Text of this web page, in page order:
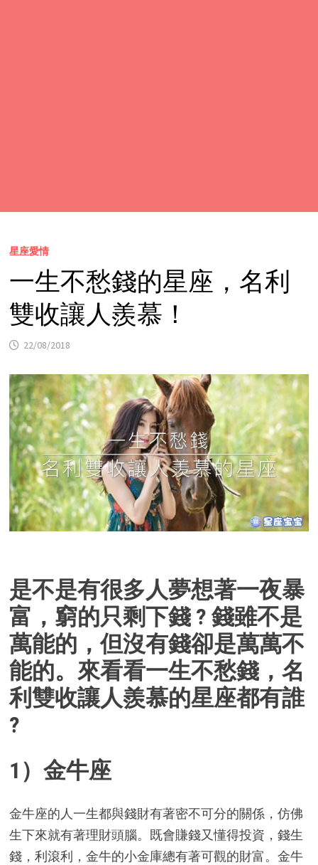
星座愛情
一生不愁錢的星座，名利
雙收讓人羨慕！
22/08/2018
是不是有很多人夢想著一夜暴
富，窮的只剩下錢 ? 錢雖不是
萬能的，但沒有錢卻是萬萬不
能的。來看看一生不愁錢，名
利雙收讓人羨慕的星座都有誰
?
1）金牛座
金牛座的人一生都與錢財有著密不可分的關係，仿佛
生下來就有著理財頭腦。既會賺錢又懂得投資，錢生
錢，利滾利，金牛的小金庫總有著可觀的財富。金牛